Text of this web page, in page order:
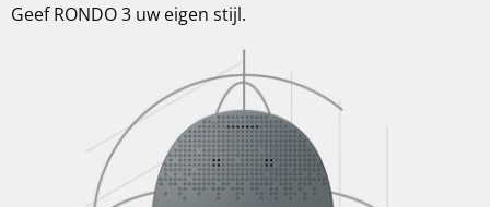
Geef RONDO 3 uw eigen stijl.